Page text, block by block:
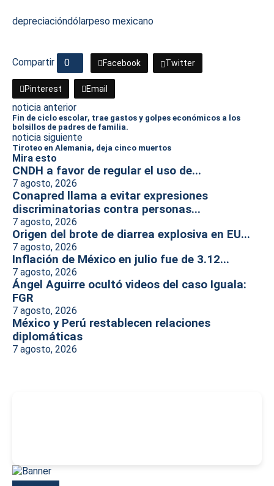
depreciacióndólarpeso mexicano
Compartir 0 Facebook Twitter
Pinterest Email
noticia anterior
Fin de ciclo escolar, trae gastos y golpes económicos a los
bolsillos de padres de familia.
noticia siguiente
Tiroteo en Alemania, deja cinco muertos
Mira esto
CNDH a favor de regular el uso de...
7 agosto, 2026
Conapred llama a evitar expresiones
discriminatorias contra personas...
7 agosto, 2026
Origen del brote de diarrea explosiva en EU...
7 agosto, 2026
Inflación de México en julio fue de 3.12...
7 agosto, 2026
Ángel Aguirre ocultó videos del caso Iguala:
FGR
7 agosto, 2026
México y Perú restablecen relaciones
diplomáticas
7 agosto, 2026